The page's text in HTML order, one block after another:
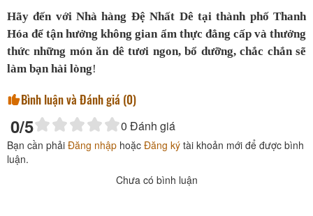
Hãy đến với Nhà hàng Đệ Nhất Dê tại thành phố Thanh
Hóa để tận hưởng không gian ẩm thực đẳng cấp và thưởng
thức những món ăn dê tươi ngon, bổ dưỡng, chắc chắn sẽ
làm bạn hài lòng!
Bình luận và Đánh giá (0)
0/5 0 Đánh giá
Bạn cần phải Đăng nhập hoặc Đăng ký tài khoản mới để được bình
luận.
Chưa có bình luận